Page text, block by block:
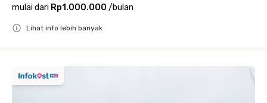
mulai dari Rp1.000.000 /bulan
Lihat info lebih banyak